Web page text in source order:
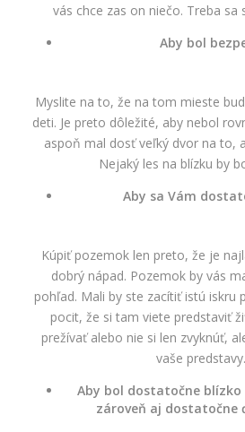
vás chce zas on niečo. Treba sa
Aby bol
Myslite na to, že na tom mieste
deti. Je preto dôležité, aby nebol
aspoň mal dosť veľký dvor na to,
Nejaký les na blízku by
Aby sa Vám
Kúpiť pozemok len preto, že je
dobrý nápad. Pozemok by vás
pohľad. Mali by ste zacítiť istú iskru
pocit, že si tam viete predstaviť
prežívať alebo nie si len zvyknúť,
vaše predstavy.
Aby bol dostatočne blízko
zároveň aj dostatočne